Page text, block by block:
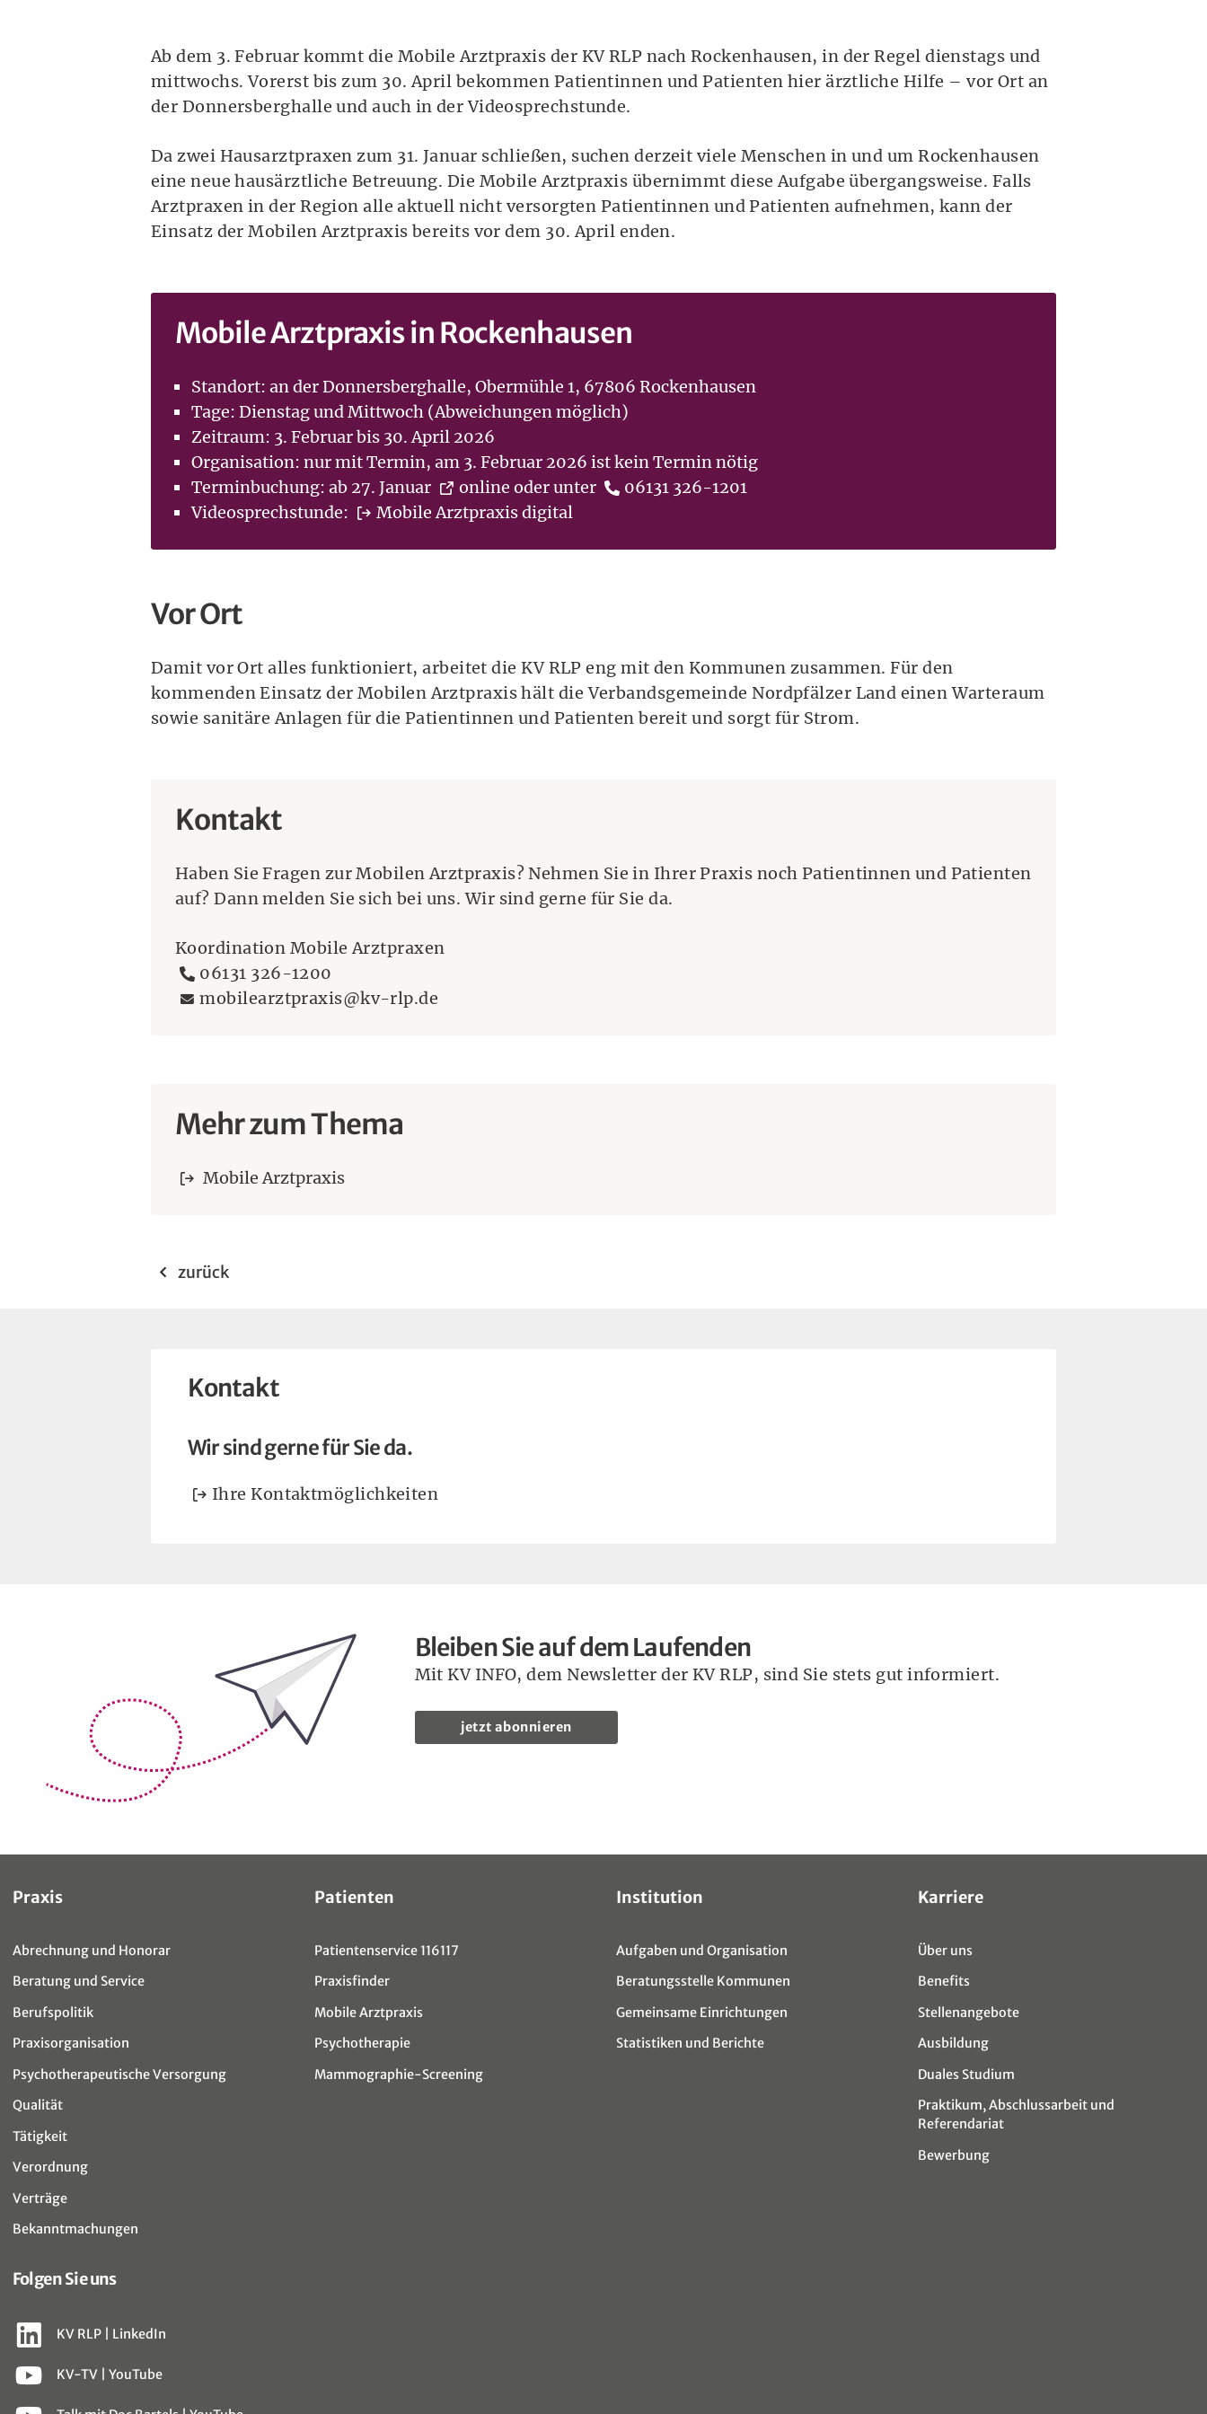
Ab dem 3. Februar kommt die Mobile Arztpraxis der KV RLP nach Rockenhausen, in der Regel dienstags und
mittwochs. Vorerst bis zum 30. April bekommen Patientinnen und Patienten hier ärztliche Hilfe – vor Ort an
der Donnersberghalle und auch in der Videosprechstunde.
Da zwei Hausarztpraxen zum 31. Januar schließen, suchen derzeit viele Menschen in und um Rockenhausen
eine neue hausärztliche Betreuung. Die Mobile Arztpraxis übernimmt diese Aufgabe übergangsweise. Falls
Arztpraxen in der Region alle aktuell nicht versorgten Patientinnen und Patienten aufnehmen, kann der
Einsatz der Mobilen Arztpraxis bereits vor dem 30. April enden.
Mobile Arztpraxis in Rockenhausen
Standort: an der Donnersberghalle, Obermühle 1, 67806 Rockenhausen
Tage: Dienstag und Mittwoch (Abweichungen möglich)
Zeitraum: 3. Februar bis 30. April 2026
Organisation: nur mit Termin, am 3. Februar 2026 ist kein Termin nötig
Terminbuchung: ab 27. Januar
online (Öffnet eine andere Webseite in einem neuen Fenster.)
oder unter Telefonnummer:
06131 326-1201
Videosprechstunde:
Mobile Arztpraxis digital
Vor Ort
Damit vor Ort alles funktioniert, arbeitet die KV RLP eng mit den Kommunen zusammen. Für den
kommenden Einsatz der Mobilen Arztpraxis hält die Verbandsgemeinde Nordpfälzer Land einen Warteraum
sowie sanitäre Anlagen für die Patientinnen und Patienten bereit und sorgt für Strom.
Kontakt
Haben Sie Fragen zur Mobilen Arztpraxis? Nehmen Sie in Ihrer Praxis noch Patientinnen und Patienten
auf? Dann melden Sie sich bei uns. Wir sind gerne für Sie da.
Koordination Mobile Arztpraxen
Telefonnummer:
06131 326-1200
E-Mailadresse:
mobilearztpraxis@kv-rlp.de
Mehr zum Thema
Mobile Arztpraxis
zurück
Kontakt
Wir sind gerne für Sie da.
Ihre Kontaktmöglichkeiten
Bleiben Sie auf dem Laufenden Bleiben Sie auf dem Laufenden
Mit KV INFO, dem Newsletter der KV RLP, sind Sie stets gut informiert.
jetzt abonnieren
Sitemap
Praxis
Abrechnung und Honorar
Beratung und Service
Berufspolitik
Praxisorganisation
Psychotherapeutische Versorgung
Qualität
Tätigkeit
Verordnung
Verträge
Bekanntmachungen
Patienten
Patientenservice 116117
Praxisfinder
Mobile Arztpraxis
Psychotherapie
Mammographie-Screening
Institution
Aufgaben und Organisation
Beratungsstelle Kommunen
Gemeinsame Einrichtungen
Statistiken und Berichte
Karriere
Über uns
Benefits
Stellenangebote
Ausbildung
Duales Studium
Praktikum, Abschlussarbeit und
Referendariat
Bewerbung
Folgen Sie uns
KV RLP | LinkedIn
KV-TV | YouTube